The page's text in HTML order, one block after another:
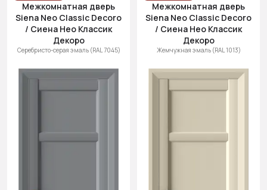
Межкомнатная дверь
Siena Neo Classic Decoro
/ Сиена Нео Классик
Декоро
Серебристо-серая эмаль (RAL 7045)
Межкомнатная дверь
Siena Neo Classic Decoro
/ Сиена Нео Классик
Декоро
Жемчужная эмаль (RAL 1013)